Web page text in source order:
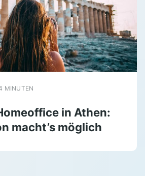
MINUTEN
in Athen:
macht’s möglich